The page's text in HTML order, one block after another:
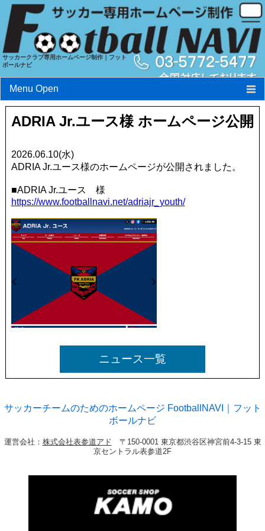
サッカークラブ専用ホームページ制作｜フット
ボールナビ
Menu Open
料金
実績
ADRIA Jr.ユース様 ホームページ公開
2026.06.10(水)
ADRIA Jr.ユース様のホームページが公開されました。
■ADRIA Jr.ユース 様
https://www.footballnavi.net/adriajr_youth/
ニュース一覧
サッカーチームのためのホームページ FootballNAVI｜フット
ボールナビ
運営会社： 株式会社表参道アド 〒150-0001 東京都渋谷区神宮前4-3-15 東
京セントラル表参道2F